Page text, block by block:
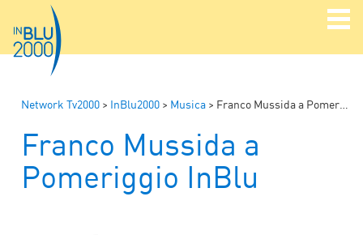
Network Tv2000 > InBlu2000 > Musica > Franco Mussida a Pomeriggio InBlu
Franco Mussida a
Pomeriggio InBlu